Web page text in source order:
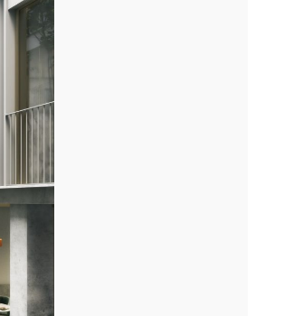
PORTE DE SAINT-OUEN
totem en proue sur le
fêté avec les équipes...[...]